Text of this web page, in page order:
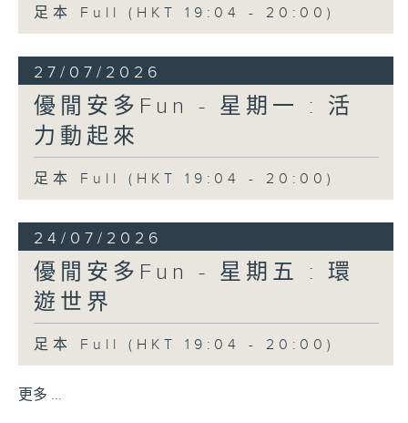
足本 Full (HKT 19:04 - 20:00)
27/07/2026
優閒安多Fun - 星期一 : 活
力動起來
足本 Full (HKT 19:04 - 20:00)
24/07/2026
優閒安多Fun - 星期五 : 環
遊世界
足本 Full (HKT 19:04 - 20:00)
更多 ...